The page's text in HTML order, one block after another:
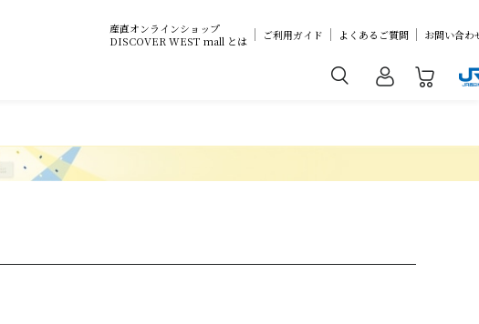
産直オンラインショップ
DISCOVER WEST mall とは
ご利用ガイド よくあるご質問 お問い合わ